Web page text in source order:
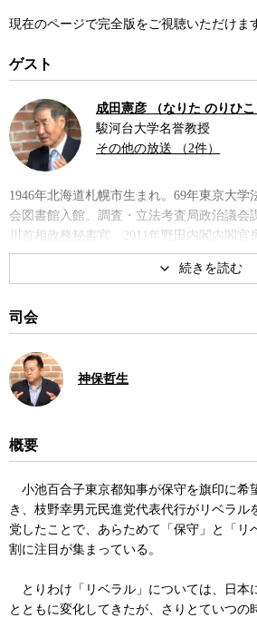
現在のページで完全版をご視聴いただけま
ゲスト
成田憲彦 （なりた のりひこ
駿河台大学名誉教授
その他の放送 （2件）
1946年北海道札幌市生まれ。69年東京大学
会図書館入館。調査・立法考査局政治議会
川首相政務秘書官。2011年野田内閣内閣官
学法学部教授、2007年同学長を経て、17年
邸』、 共著に『日本政治は甦るか』、『こ
司会
神保哲生
概要
小池百合子東京都知事が保守を旗印に希
き、枝野幸男元民進党代表代行がリベラル
党したことで、あらためて「保守」と「リ
割に注目が集まっている。
とりわけ「リベラル」については、日本
とともに変化してきたが、さりとていつの